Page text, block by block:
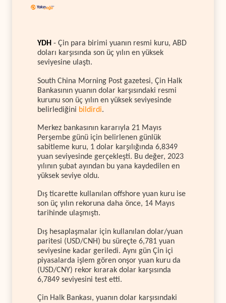
YDH - Çin para birimi yuanın resmi kuru, ABD
doları karşısında son üç yılın en yüksek
seviyesine ulaştı.
South China Morning Post gazetesi, Çin Halk
Bankasının yuanın dolar karşısındaki resmi
kurunu son üç yılın en yüksek seviyesinde
belirlediğini bildirdi.
Merkez bankasının kararıyla 21 Mayıs
Perşembe günü için belirlenen günlük
sabitleme kuru, 1 dolar karşılığında 6,8349
yuan seviyesinde gerçekleşti. Bu değer, 2023
yılının şubat ayından bu yana kaydedilen en
yüksek seviye oldu.
Dış ticarette kullanılan offshore yuan kuru ise
son üç yılın rekoruna daha önce, 14 Mayıs
tarihinde ulaşmıştı.
Dış hesaplaşmalar için kullanılan dolar/yuan
paritesi (USD/CNH) bu süreçte 6,781 yuan
seviyesine kadar geriledi. Aynı gün Çin içi
piyasalarda işlem gören onşor yuan kuru da
(USD/CNY) rekor kırarak dolar karşısında
6,7849 seviyesini test etti.
Çin Halk Bankası, yuanın dolar karşısındaki